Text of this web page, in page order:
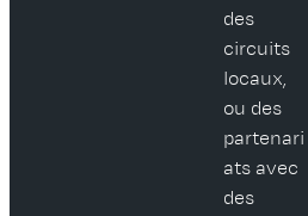
des
circuits
locaux,
ou des
partenari
ats avec
des